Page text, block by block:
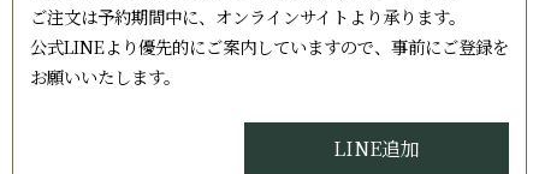
ご注文は予約期間中に、オンラインサイトより承ります。
公式LINEより優先的にご案内していますので、事前にご登録を
お願いいたします。
LINE追加